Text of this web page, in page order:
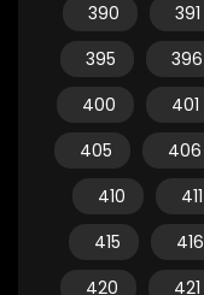
390
391
395
396
400
401
405
406
410
411
415
416
420
421